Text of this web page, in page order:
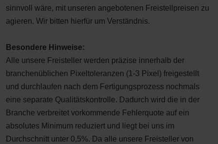
sinnvoll wäre, mit unseren angebotenen Freistellpreisen zu
agieren. Wir bitten hierfür um Verständnis.
Besondere Hinweise:
Alle unsere Freisteller werden präzise innerhalb der
branchenüblichen Pixeltoleranzen (1-3 Pixel) freigestellt
und durchlaufen nach dem Fertigungsprozess nochmals
eine separate Qualitätskontrolle. Dadurch wird die in der
Branche verbreitet vorkommende Fehlerquote auf ein
absolutes Minimum reduziert und liegt bei uns im
Durchschnitt unter 0,5%. Da alle unsere Freisteller von